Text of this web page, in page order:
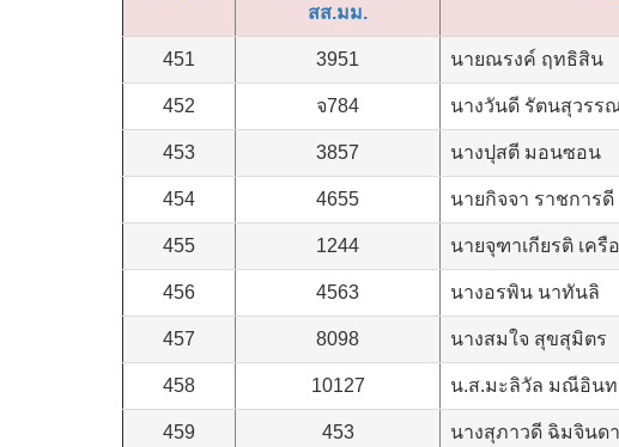
สส.มม.
451 3951 นายณรงค์ ฤทธิสิน
452 จ784 นางวันดี รัตนสุวรร
453 3857 นางปุสตี มอนซอน
454 4655 นายกิจจา ราชการดี
455 1244 นายจุฑาเกียรติ เครื
456 4563 นางอรพิน นาทันลิ
457 8098 นางสมใจ สุขสุมิตร
458 10127 น.ส.มะลิวัล มณีอินท
459 453 นางสุภาวดี ฉิมจินดา